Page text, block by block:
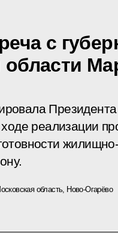
с
ходе реализации
область, Ново-Огарёво